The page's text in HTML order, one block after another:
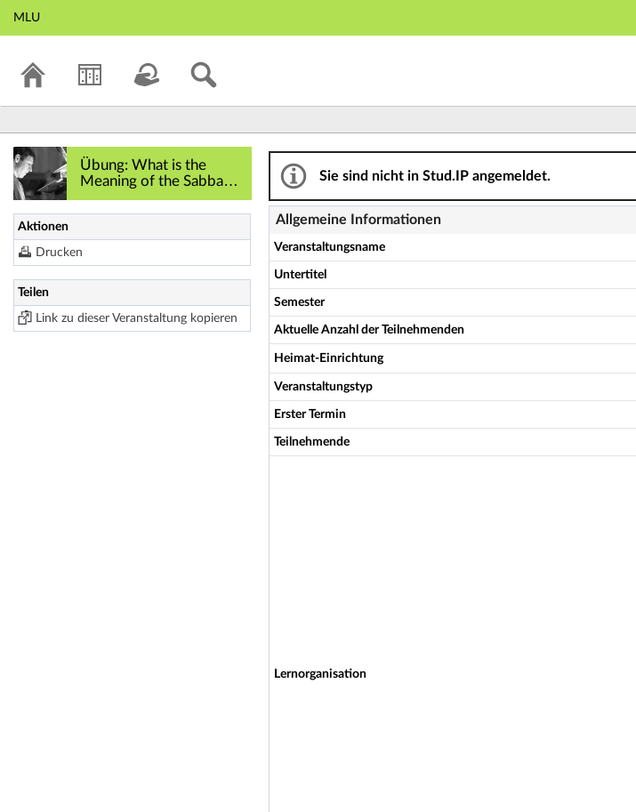
MLU
Übung: What is the
Meaning of the Sabbath
or Sunday - for Ancient
and Modern People? -
Aktionen
Drucken
Teilen
Link zu dieser Veranstaltung kopieren
Übung: What is the Meaning of the Sabbath or
Sie sind nicht in Stud.IP angemeldet.
Allgemeine Informationen
Veranstaltungsname
Untertitel
Semester
Aktuelle Anzahl der Teilnehmenden
Heimat-Einrichtung
Veranstaltungstyp
Erster Termin
Teilnehmende
Lernorganisation